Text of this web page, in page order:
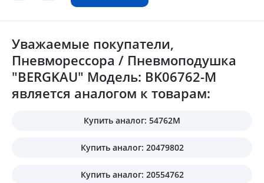
Уважаемые покупатели,
Пневморессора / Пневмоподушка
"BERGKAU" Модель: BK06762-M
является аналогом к товарам:
Купить аналог: 54762M
Купить аналог: 20479802
Купить аналог: 20554762